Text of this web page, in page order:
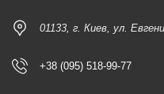
01133, г. Киев, ул.
+38 (095) 518-99-77